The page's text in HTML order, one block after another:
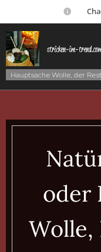
☕
stricken-im-
Hauptsache Wolle, der
oder
Wolle,